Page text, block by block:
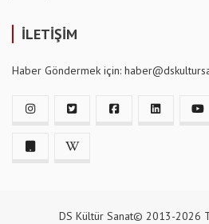
İLETİŞİM
Haber Göndermek için:
DS Kültür Sanat© 2013-2026